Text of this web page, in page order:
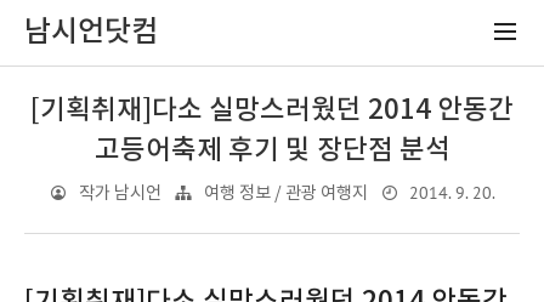
남시언닷컴
[기획취재]다소 실망스러웠던 2014 안동간
고등어축제 후기 및 장단점 분석
작가 남시언 여행 정보 / 관광 여행지 2014. 9. 20.